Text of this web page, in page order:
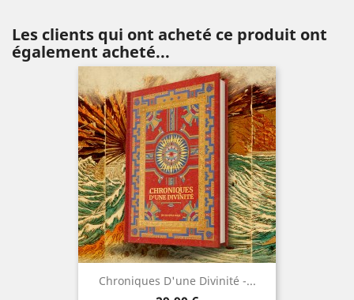
Les clients qui ont acheté ce produit ont
également acheté...
Chroniques D'une Divinité -...